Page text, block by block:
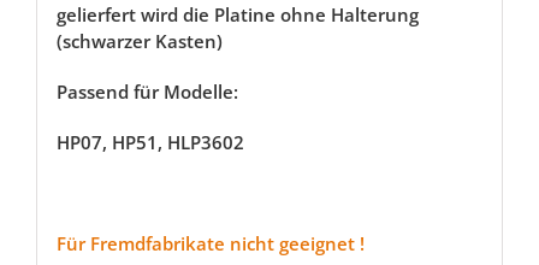
gelierfert wird die Platine ohne Halterung
(schwarzer Kasten)
Passend für Modelle:
HP07, HP51, HLP3602
Für Fremdfabrikate nicht geeignet !